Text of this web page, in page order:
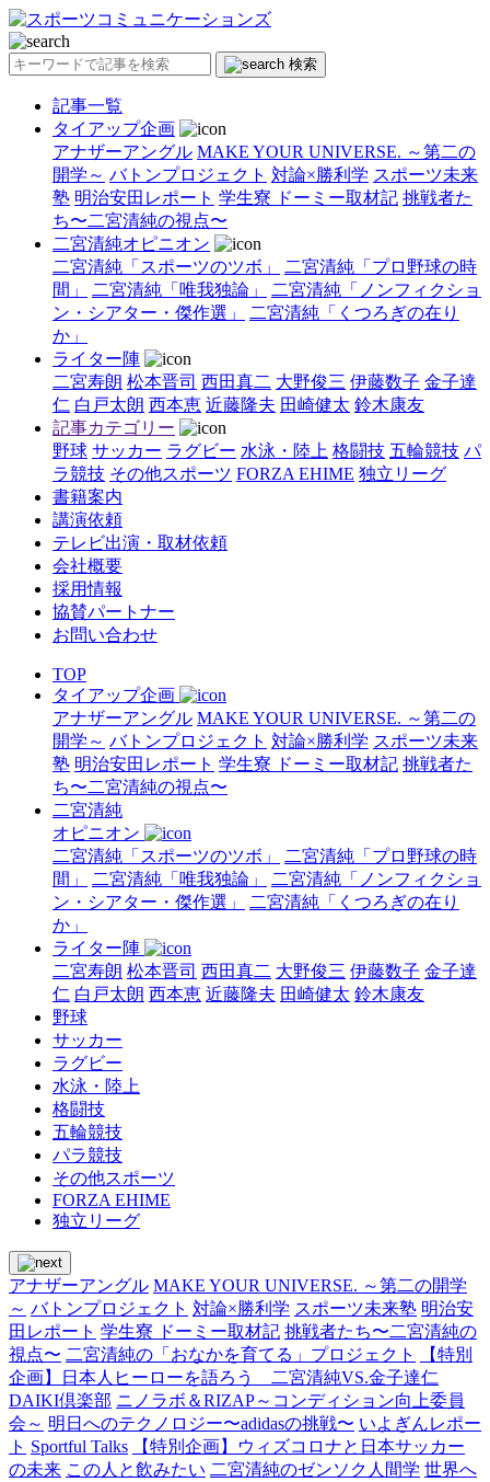
検索
記事一覧
タイアップ企画
アナザーアングル MAKE YOUR UNIVERSE. ～第二の
開学～ バトンプロジェクト 対論×勝利学 スポーツ未来
塾 明治安田レポート 学生寮 ドーミー取材記 挑戦者た
ち〜二宮清純の視点〜
二宮清純オピニオン
二宮清純「スポーツのツボ」
二宮清純「プロ野球の時
間」
二宮清純「唯我独論」
二宮清純「ノンフィクショ
ン・シアター・傑作選」
二宮清純「くつろぎの在り
か」
ライター陣
二宮寿朗 松本晋司 西田真二 大野俊三 伊藤数子 金子達
仁 白戸太朗 西本恵 近藤隆夫 田崎健太 鈴木康友
記事カテゴリー
野球 サッカー ラグビー 水泳・陸上 格闘技 五輪競技 パ
ラ競技 その他スポーツ FORZA EHIME 独立リーグ
書籍案内
講演依頼
テレビ出演・取材依頼
会社概要
採用情報
協賛パートナー
お問い合わせ
TOP
タイアップ企画
アナザーアングル MAKE YOUR UNIVERSE. ～第二の
開学～ バトンプロジェクト 対論×勝利学 スポーツ未来
塾 明治安田レポート 学生寮 ドーミー取材記 挑戦者た
ち〜二宮清純の視点〜
二宮清純
オピニオン
二宮清純「スポーツのツボ」
二宮清純「プロ野球の時
間」
二宮清純「唯我独論」
二宮清純「ノンフィクショ
ン・シアター・傑作選」
二宮清純「くつろぎの在り
か」
ライター陣
二宮寿朗 松本晋司 西田真二 大野俊三 伊藤数子 金子達
仁 白戸太朗 西本恵 近藤隆夫 田崎健太 鈴木康友
野球
サッカー
ラグビー
水泳・陸上
格闘技
五輪競技
パラ競技
その他スポーツ
FORZA EHIME
独立リーグ
アナザーアングル MAKE YOUR UNIVERSE. ～第二の開学
～ バトンプロジェクト 対論×勝利学 スポーツ未来塾 明治安
田レポート 学生寮 ドーミー取材記 挑戦者たち〜二宮清純の
視点〜 二宮清純の「おなかを育てる」プロジェクト
【特別
企画】日本人ヒーローを語ろう 二宮清純VS.金子達仁
DAIKI倶楽部 ニノラボ＆RIZAP～コンディション向上委員
会～ 明日へのテクノロジー〜adidasの挑戦〜 いよぎんレポー
ト Sportful Talks
【特別企画】ウィズコロナと日本サッカー
の未来 この人と飲みたい 二宮清純のゼンソク人間学 世界へ